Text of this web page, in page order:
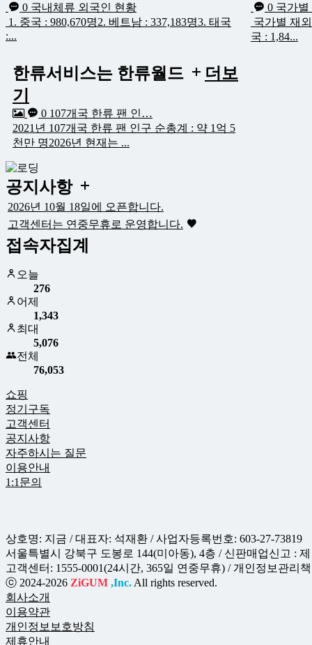
0 국내체류 외국인 현황
1. 중국 : 980,670명2. 베트남 : 337,183명3. 태국
:...
0 국가
국가별 재
국 : 1,84...
한류서비스는 한류월드
더보
기
0 107개국 한류 팬 인…
2021년 107개국 한류 팬 인구 순총계 : 약 1억 5
천만 명2026년 현재는 ...
공지사항
2026년 10월 18일에 오픈합니다.
고객센터는 연중무휴로 운영합니다.
접속자집계
오늘
276
어제
1,343
최대
5,076
전체
76,053
쇼핑
정기구독
고객센터
공지사항
자주하시는 질문
이용안내
1:1문의
상호명: 지금 / 대표자: 석재환 / 사업자등록번호: 603-27-73819
서울특별시 강북구 도봉로 144(미아동), 4층 / 신판매업신고 :
고객센터: 1555-0001(24시간, 365일 연중무휴) / 개인정보관리
ⓒ 2024-2026 ZiGUM ,Inc. All rights reserved.
회사소개
이용약관
개인정보보호방침
제휴안내